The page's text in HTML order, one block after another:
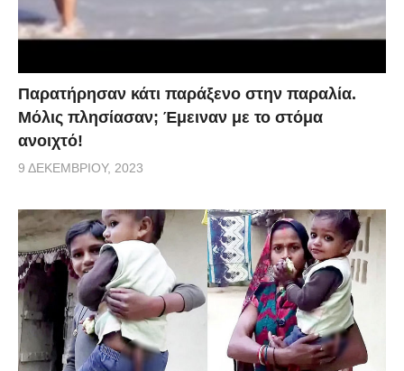
Παρατήρησαν κάτι παράξενο στην παραλία.
Μόλις πλησίασαν; Έμειναν με το στόμα
ανοιχτό!
9 ΔΕΚΕΜΒΡΊΟΥ, 2023